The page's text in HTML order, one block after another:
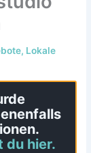
, Lokale
du hier.